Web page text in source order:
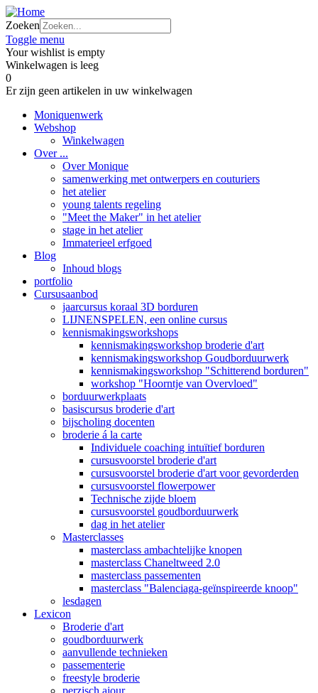
Zoeken
Toggle menu
Your wishlist is empty
Winkelwagen is leeg
0
Er zijn geen artikelen in uw winkelwagen
Moniquenwerk
Webshop
Winkelwagen
Over ...
Over Monique
samenwerking met ontwerpers en couturiers
het atelier
young talents regeling
"Meet the Maker" in het atelier
stage in het atelier
Immaterieel erfgoed
Blog
Inhoud blogs
portfolio
Cursusaanbod
jaarcursus koraal 3D borduren
LIJNENSPELEN, een online cursus
kennismakingsworkshops
kennismakingsworkshop broderie d'art
kennismakingsworkshop Goudborduurwerk
kennismakingsworkshop "Schitterend borduren"
workshop "Hoorntje van Overvloed"
borduurwerkplaats
basiscursus broderie d'art
bijscholing docenten
broderie á la carte
Individuele coaching intuïtief borduren
cursusvoorstel broderie d'art
cursusvoorstel broderie d'art voor gevorderden
cursusvoorstel flowerpower
Technische zijde bloem
cursusvoorstel goudborduurwerk
dag in het atelier
Masterclasses
masterclass ambachtelijke knopen
masterclass Chaneltweed 2.0
masterclass passementen
masterclass "Balenciaga-geïnspireerde knoop"
lesdagen
Lexicon
Broderie d'art
goudborduurwerk
aanvullende technieken
passementerie
freestyle broderie
perzisch ajour